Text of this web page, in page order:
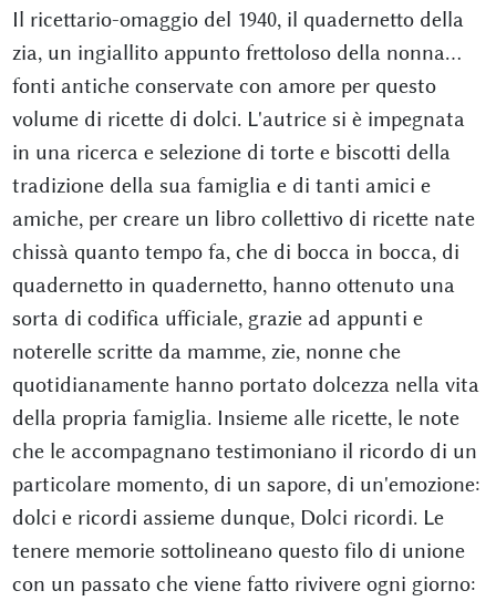
Il ricettario-omaggio del 1940, il quadernetto della
zia, un ingiallito appunto frettoloso della nonna...
fonti antiche conservate con amore per questo
volume di ricette di dolci. L'autrice si è impegnata
in una ricerca e selezione di torte e biscotti della
tradizione della sua famiglia e di tanti amici e
amiche, per creare un libro collettivo di ricette nate
chissà quanto tempo fa, che di bocca in bocca, di
quadernetto in quadernetto, hanno ottenuto una
sorta di codifica ufficiale, grazie ad appunti e
noterelle scritte da mamme, zie, nonne che
quotidianamente hanno portato dolcezza nella vita
della propria famiglia. Insieme alle ricette, le note
che le accompagnano testimoniano il ricordo di un
particolare momento, di un sapore, di un'emozione:
dolci e ricordi assieme dunque, Dolci ricordi. Le
tenere memorie sottolineano questo filo di unione
con un passato che viene fatto rivivere ogni giorno: